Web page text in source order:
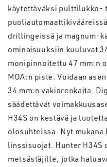
käytettäväksi pulttilukko-
drillingeissä ja magnum-
ominaisuuksiin kuuluvat
monipinnoitettu 47 mm:n
MOA:n piste. Voidaan
34 mm:n vakiorenkaita.
säädettävät
H34S on kestävä ja
olosuhteissa. Nyt
linssisuojat. Hunter H34S
metsästäjille, jotka